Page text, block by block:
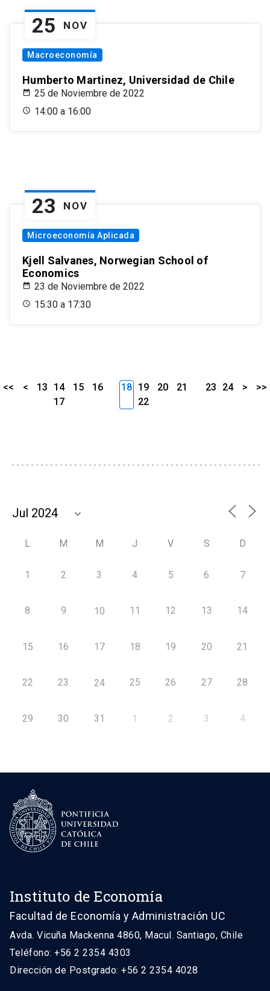
25 NOV
Macroeconomía
Humberto Martinez, Universidad de Chile
25 de Noviembre de 2022
14:00 a 16:00
23 NOV
Microeconomía Aplicada
Kjell Salvanes, Norwegian School of
Economics
23 de Noviembre de 2022
15:30 a 17:30
<< < 13 14 15
16
17
18 19 20
21
22
23 24 > >>
L M M J V S D
1 2 3 4 5 6 7
8 9 10 11 12 13 14
15 16 17 18 19 20 21
22 23 24 25 26 27 28
29 30 31 1 2 3 4
Instituto de Economía
Facultad de Economía y Administración UC
Avda. Vicuña Mackenna 4860, Macul. Santiago, Chile
Teléfono: +56 2 2354 4303
Dirección de Postgrado: +56 2 2354 4028